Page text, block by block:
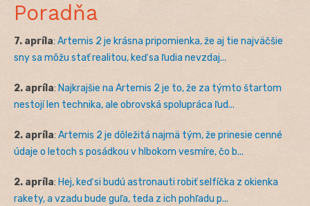
Poradňa
7. apríla: Artemis 2 je krásna pripomienka, že aj tie najväčšie
sny sa môžu stať realitou, keď sa ľudia nevzdaj...
2. apríla: Najkrajšie na Artemis 2 je to, že za týmto štartom
nestojí len technika, ale obrovská spolupráca ľud...
2. apríla: Artemis 2 je dôležitá najmä tým, že prinesie cenné
údaje o letoch s posádkou v hlbokom vesmíre, čo b...
2. apríla: Hej, keď si budú astronauti robiť selfíčka z okienka
rakety, a vzadu bude guľa, teda z ich pohľadu p...